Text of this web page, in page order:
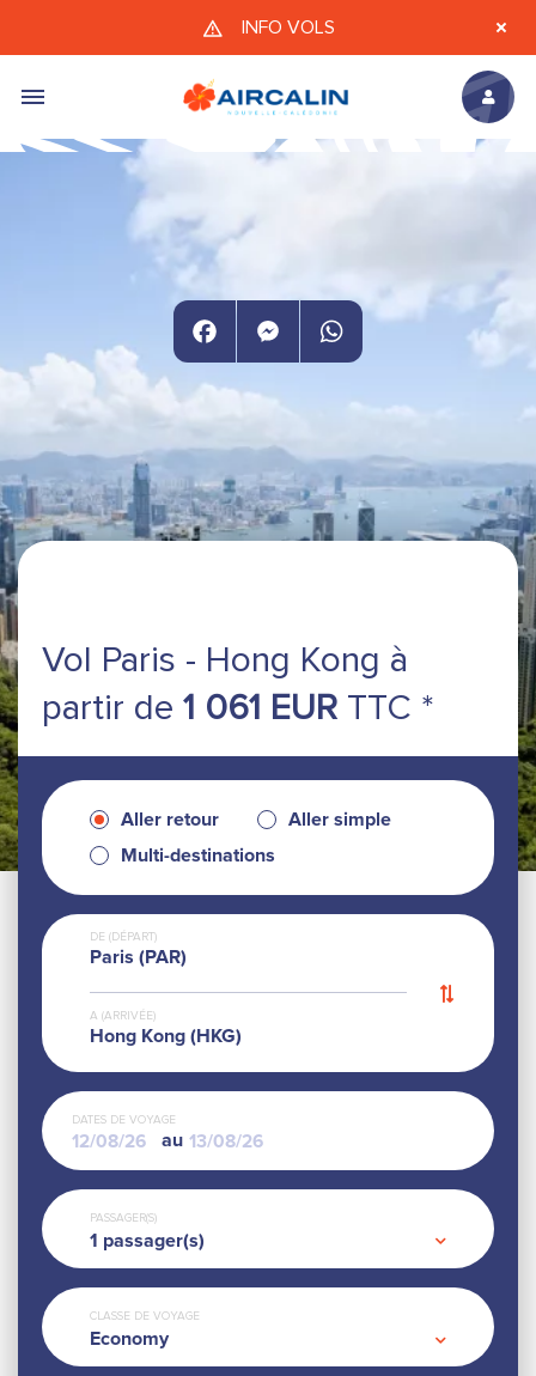
Aller au contenu principal
INFO VOLS
FacebookMessenger
Vol Paris - Hong Kong à
partir de 1 061 EUR TTC *
Aller retour
Aller simple
Multi-destinations
DE (DÉPART)
Paris (PAR)
A (ARRIVÉE)
Hong Kong (HKG)
DATES DE VOYAGE
au
PASSAGER(S)
1 passager(s)
CLASSE DE VOYAGE
Economy